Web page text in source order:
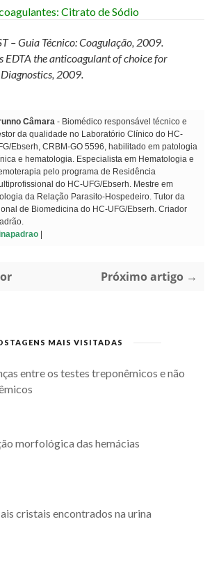
Citrato de Sódio
– Guia Técnico: Coagulação, 2009.
EDTA the anticoagulant of choice for
2009.
Câmara - Biomédico responsável técnico e
da qualidade no Laboratório Clínico do HC-
Ebserh, CRBM-GO 5596, habilitado em patologia
e hematologia. Especialista em Hematologia e
pelo programa de Residência
do HC-UFG/Ebserh. Mestre em
da Relação Parasito-Hospedeiro. Tutor da
de Biomedicina do HC-UFG/Ebserh. Criador
Próximo artigo →
MAIS VISITADAS
entre os testes treponêmicos e não
morfológica das hemácias
cristais encontrados na urina